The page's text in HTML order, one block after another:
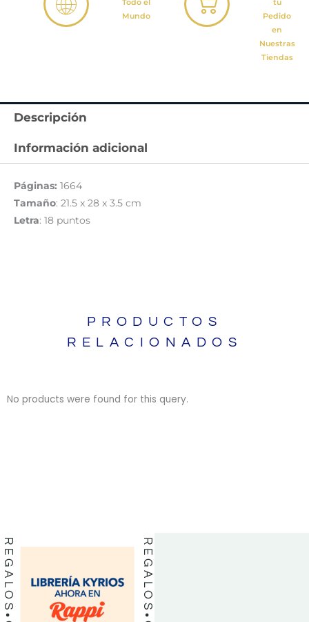
Todo el
Mundo
tu
Pedido
en
Nuestras
Tiendas
Descripción
Información adicional
Páginas: 1664
Tamaño: 21.5 x 28 x 3.5 cm
Letra: 18 puntos
PRODUCTOS
RELACIONADOS
No products were found for this query.
REGALOS
REGALOS